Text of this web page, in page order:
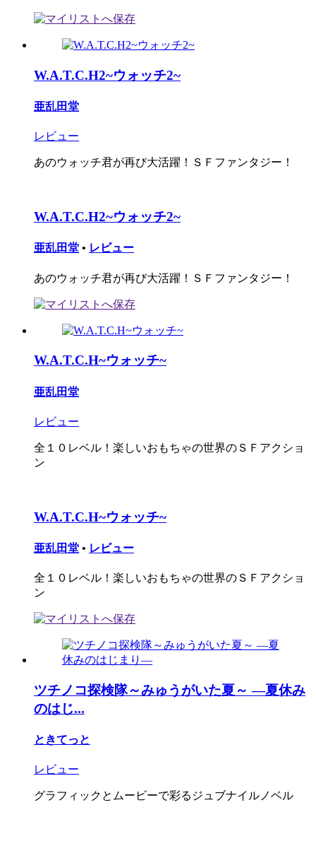
W.A.T.C.H2~ウォッチ2~
亜乱田堂
レビュー
あのウォッチ君が再び大活躍！ＳＦファンタジー！
W.A.T.C.H2~ウォッチ2~
亜乱田堂 • レビュー
あのウォッチ君が再び大活躍！ＳＦファンタジー！
W.A.T.C.H~ウォッチ~
亜乱田堂
レビュー
全１０レベル！楽しいおもちゃの世界のＳＦアクショ
ン
W.A.T.C.H~ウォッチ~
亜乱田堂 • レビュー
全１０レベル！楽しいおもちゃの世界のＳＦアクショ
ン
ツチノコ探検隊～みゅうがいた夏～ ―夏休み
のはじ...
ときてっと
レビュー
グラフィックとムービーで彩るジュブナイルノベル